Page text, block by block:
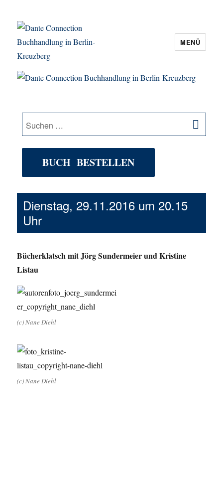
Dante Connection Buchhandlung in
MENÜ
Suche
nach:
BUCH BESTELLEN
Dienstag, 29.11.2016 um 20.15
Uhr
Bücherklatsch mit Jörg Sundermeier und Kristine
Listau
(c) Nane Diehl
(c) Nane Diehl